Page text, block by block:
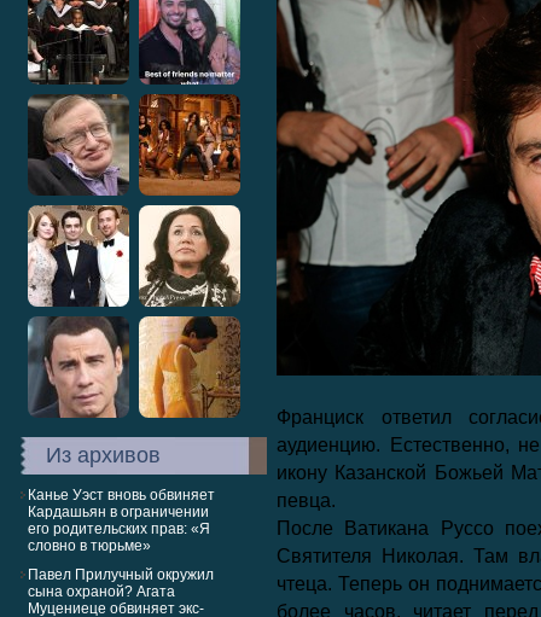
Из архивов
Канье Уэст вновь обвиняет
Кардашьян в ограничении
его родительских прав: «Я
словно в тюрьме»
Павел Прилучный окружил
сына охраной? Агата
Муцениеце обвиняет экс-
Франциск ответил
аудиенцию. Естественно,
икону Казанской Божьей
певца.
После Ватикана Руссо
Святителя Николая. Там
чтеца. Теперь он
более часов, читает